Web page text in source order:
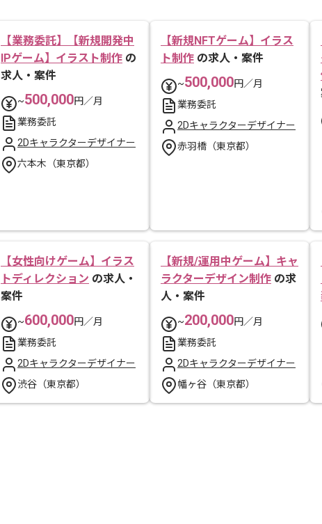
【業務委託】【新規開発中
IPゲーム】イラスト制作 の
求人・案件
~500,000円／月
業務委託
2Dキャラクターデザイナー
六本木（東京都）
【新規NFTゲーム】イラス
ト制作 の求人・案件
~500,000円／月
業務委託
2Dキャラクターデザイナー
赤羽橋（東京都）
【女性向けゲーム】イラス
トディレクション の求人・
案件
~600,000円／月
業務委託
2Dキャラクターデザイナー
渋谷（東京都）
【新規/運用中ゲーム】キャ
ラクターデザイン制作 の求
人・案件
~200,000円／月
業務委託
2Dキャラクターデザイナー
幡ヶ谷（東京都）